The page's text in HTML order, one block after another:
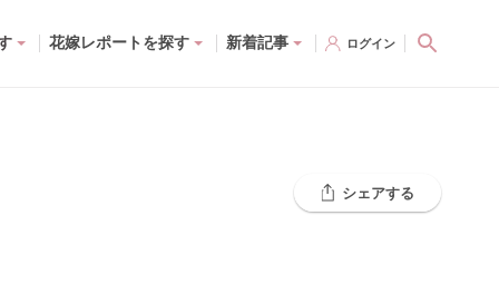
花嫁レポートを探す 新着記事 ログイン
シェアする